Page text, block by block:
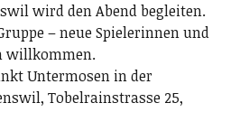
wird den Abend begleiten.
– neue Spielerinnen und
willkommen.
Untermosen in der
Tobelrainstrasse 25,